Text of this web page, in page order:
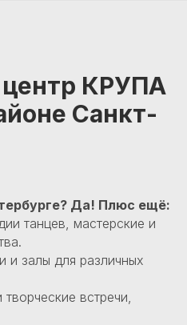
КРУПА
Санкт-
Да! Плюс ещё:
танцев, мастерские и
и залы для различных
встречи,